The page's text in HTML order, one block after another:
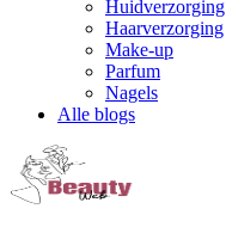
Huidverzorging
Haarverzorging
Make-up
Parfum
Nagels
Alle blogs